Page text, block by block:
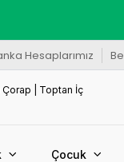
Hesaplarımız
Çocuk